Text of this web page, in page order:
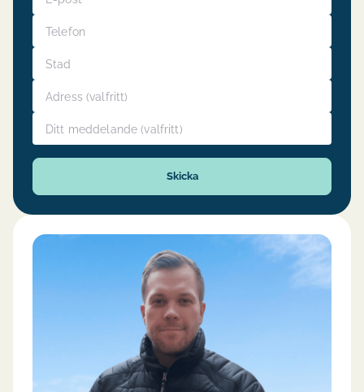
Telefon
Stad
Adress
Ditt meddelande